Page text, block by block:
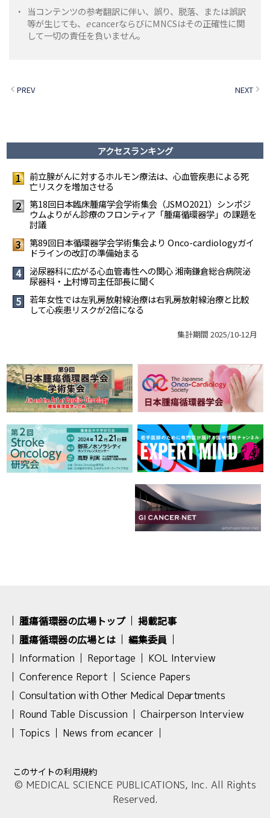
・
当コンテンツの参考翻訳に伴い、誤り、脱落、または誤訳
等が生じても、 ecancerならびにMNCSはその正確性に関
して一切の責任を負いません。
PREV NEXT
アクセスランキング
1
前立腺がんに対するホルモン療法は、心血管疾患による死
亡リスクを増加させる
2
第18回日本臨床腫瘍学会学術集会（JSMO2021）シンポジ
ウムより――がん診療のフロンティア「腫瘍循環器学」の課題を
討議
3
第89回日本循環器学会学術集会より Onco-cardiologyガイ
ドラインの改訂の準備始まる
4
泌尿器科に広がる心血管毒性への関心 ――湘南鎌倉総合病院泌
尿器科・上村博司主任部長に聞く
5
若年女性では左乳房放射線治療は右乳房放射線治療と比較
して心疾患リスクが2倍になる
集計期間 2025/10-12月
腫瘍循環器の広場トップ
掲載記事
腫瘍循環器の広場とは
編集委員
Information Reportage
KOL Interview
Conference Report
Science Papers
Consultation with Other Medical Departments
Round Table Discussion
Chairperson Interview
Topics
News from ecancer
このサイトの利用規約
© MEDICAL SCIENCE PUBLICATIONS, Inc. All Rights
Reserved.